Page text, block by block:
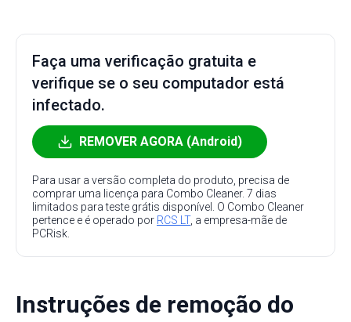
Faça uma verificação gratuita e
verifique se o seu computador está
infectado.
REMOVER AGORA (Android)
Para usar a versão completa do produto, precisa de
comprar uma licença para Combo Cleaner. 7 dias
limitados para teste grátis disponível. O Combo Cleaner
pertence e é operado por RCS LT, a empresa-mãe de
PCRisk.
Instruções de remoção do